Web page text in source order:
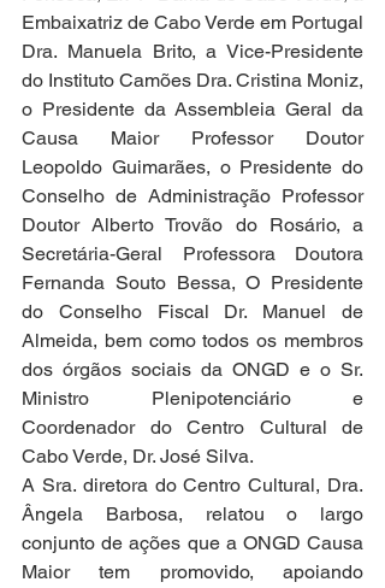
Embaixatriz de Cabo Verde em Portugal
Dra. Manuela Brito, a Vice-Presidente
do Instituto Camões Dra. Cristina Moniz,
o Presidente da Assembleia Geral da
Causa Maior Professor Doutor
Leopoldo Guimarães, o Presidente do
Conselho de Administração Professor
Doutor Alberto Trovão do Rosário, a
Secretária-Geral Professora Doutora
Fernanda Souto Bessa, O Presidente
do Conselho Fiscal Dr. Manuel de
Almeida, bem como todos os membros
dos órgãos sociais da ONGD e o Sr.
Ministro Plenipotenciário e
Coordenador do Centro Cultural de
Cabo Verde, Dr. José Silva.
A Sra. diretora do Centro Cultural, Dra.
Ângela Barbosa, relatou o largo
conjunto de ações que a ONGD Causa
Maior tem promovido, apoiando